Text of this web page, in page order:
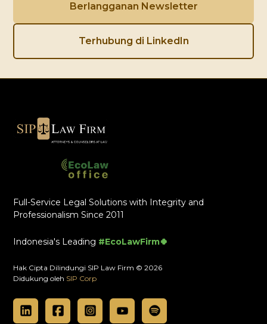
Berlangganan Newsletter
Terhubung di LinkedIn
Full-Service Legal Solutions with Integrity and
Professionalism Since 2011
Indonesia's Leading #EcoLawFirm🍀
Hak Cipta Dilindungi SIP Law Firm © 2026
Didukung oleh SIP Corp